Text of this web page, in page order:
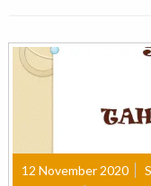
12 November 2020